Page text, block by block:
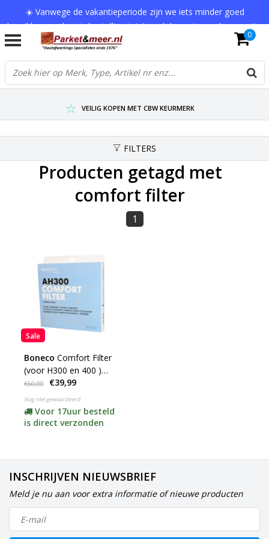
☀️ Vanwege de vakantieperiode zijn we iets minder goed
bereikbaar en kan je bestelling tot 1 werkdag extra onderweg zijn.
Bedankt voor je begrip!
VERZENDKOSTEN € 7,95 (GRATIS VA €75,-)
SCHERPSTE PRIJZEN TOT WEL 75% KORTING !
VEILIG KOPEN MET CBW KEURMERK
0
FILTERS
Producten getagd met
comfort filter
1
Sale
Boneco Comfort Filter
(voor H300 en 400 )
Type: AH302
€60,00 €39,99
Nog niet gewaardeerd
Voor 17uur besteld
is direct verzonden
INSCHRIJVEN NIEUWSBRIEF
Meld je nu aan voor extra informatie of nieuwe producten